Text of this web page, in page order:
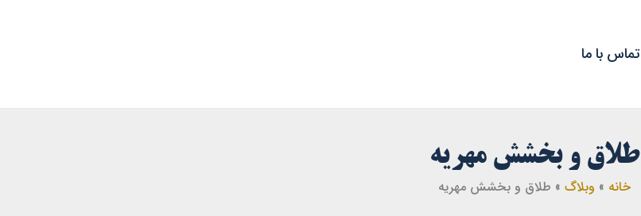
تماس با ما
طلاق و بخشش مهریه
خانه وبلاگ طلاق و بخشش مهریه